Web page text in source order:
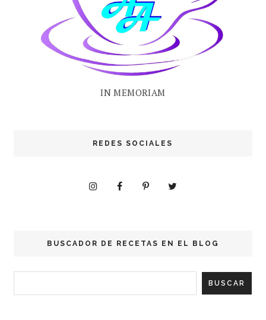
IN MEMORIAM
REDES SOCIALES
BUSCADOR DE RECETAS EN EL BLOG